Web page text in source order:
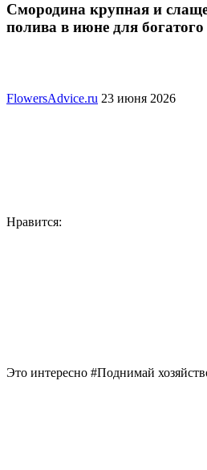
Смородина крупная и
полива в июне для
FlowersAdvice.ru 23 июня 2026
Нравится:
Это интересно #Поднимай